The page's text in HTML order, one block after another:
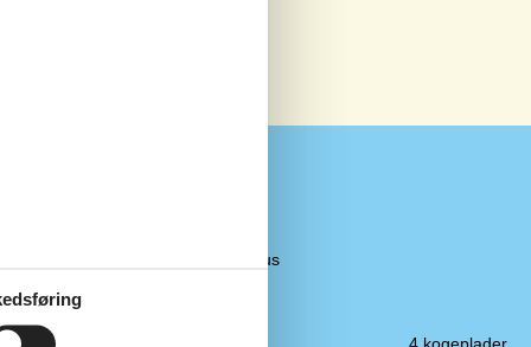
Energispare hus
4 kogeplader